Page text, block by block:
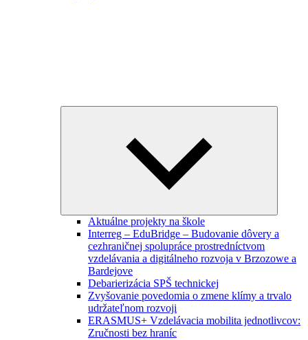
Aktuálne projekty na škole
Interreg – EduBridge – Budovanie dôvery a
cezhraničnej spolupráce prostredníctvom
vzdelávania a digitálneho rozvoja v Brzozowe a
Bardejove
Debarierizácia SPŠ technickej
Zvyšovanie povedomia o zmene klímy a trvalo
udržateľnom rozvoji
ERASMUS+ Vzdelávacia mobilita jednotlivcov:
Zručnosti bez hraníc